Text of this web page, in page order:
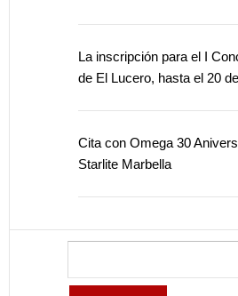
La inscripción para el I
de El Lucero, hasta el 20
Cita con Omega 30
Starlite Marbella